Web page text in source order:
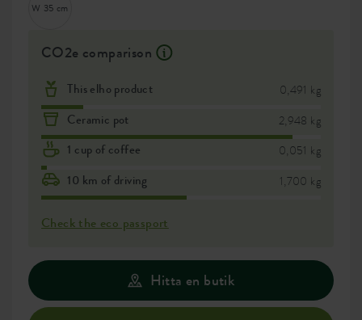
W 35 cm
CO2e comparison
This elho product 0,491 kg
Ceramic pot 2,948 kg
1 cup of coffee 0,051 kg
10 km of driving 1,700 kg
Check the eco passport
Hitta en butik